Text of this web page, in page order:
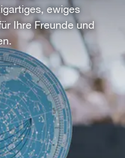
ewiges
Ihre Freunde und